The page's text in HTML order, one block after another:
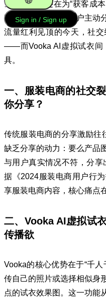
English
Sign in / Sign up
当服装电商还在为“获客成
时，有品牌已经靠用户主动
流量红利见顶的今天，社
——而Vooka AI虚拟试衣间
具。
一、服装电商的社交
你分享？
传统服装电商的分享激励往
缺乏分享的动力：要么产品
与用户真实情况不符，分享
据《2024服装电商用户行
享服装电商内容，核心痛点
二、Vooka AI虚拟试
传播欲
Vooka的核心优势在于“千
传自己的照片或选择相似身
点的试衣效果图。这一功能